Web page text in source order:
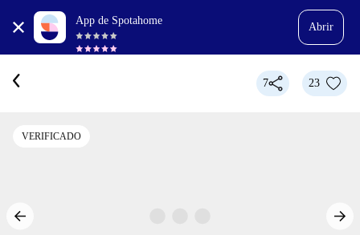
App de Spotahome
Abrir
7 23
VERIFICADO